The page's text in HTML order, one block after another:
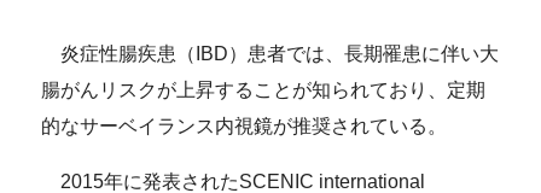
炎症性腸疾患（IBD）患者では、長期罹患に伴い大
腸がんリスクが上昇することが知られており、定期
的なサーベイランス内視鏡が推奨されている。
2015年に発表されたSCENIC international